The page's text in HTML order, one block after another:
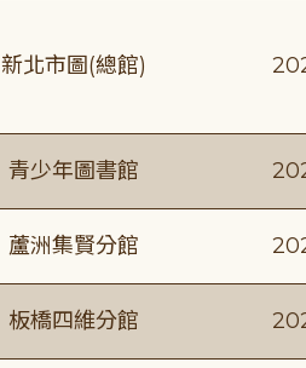
新北市圖(總館)
青少年圖書館
蘆洲集賢分館
板橋四維分館